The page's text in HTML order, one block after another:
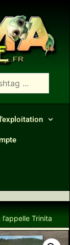
l’appelle Trinita